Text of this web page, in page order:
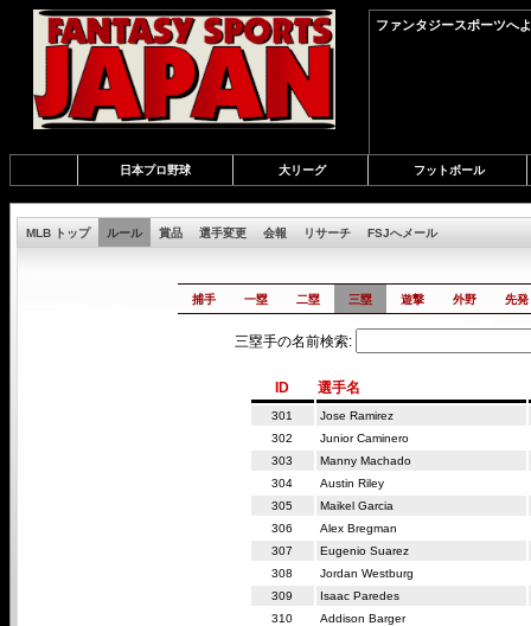
ファンタジースポーツへ
日本プロ野球 大リーグ フットボール
MLB トップ ルール 賞品 選手変更 会報 リサーチ FSJへメール
捕手 一塁 二塁 三塁 遊撃 外野 先発
三塁手の名前検索:
ID 選手名
301
Jose Ramirez
302
Junior Caminero
303
Manny Machado
304
Austin Riley
305
Maikel Garcia
306
Alex Bregman
307
Eugenio Suarez
308
Jordan Westburg
309
Isaac Paredes
310
Addison Barger